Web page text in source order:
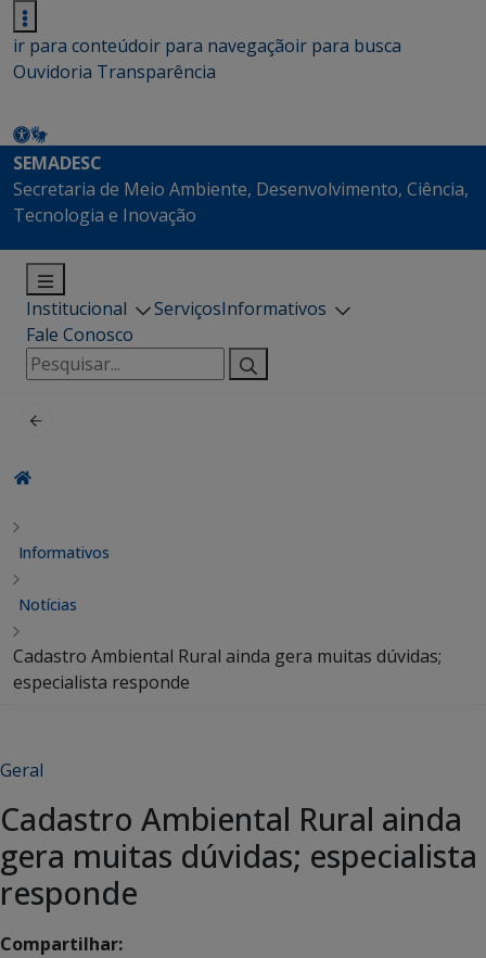
ir para conteúdoir para navegaçãoir para busca
Ouvidoria Transparência
SEMADESC
Secretaria de Meio Ambiente, Desenvolvimento, Ciência,
Tecnologia e Inovação
Institucional ServiçosInformativos
Fale Conosco
Pesquisar
por:
Informativos
Notícias
Cadastro Ambiental Rural ainda gera muitas dúvidas;
especialista responde
Geral
Cadastro Ambiental Rural ainda
gera muitas dúvidas; especialista
responde
Compartilhar: